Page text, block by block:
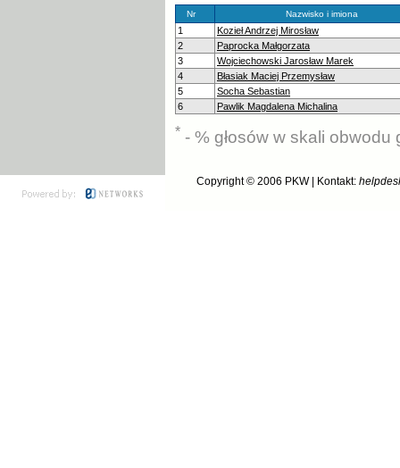
Nr Nazwisko i imiona
1
Kozieł Andrzej Mirosław
2
Paprocka Małgorzata
3
Wojciechowski Jarosław Marek
4
Błasiak Maciej Przemysław
5
Socha Sebastian
6
Pawlik Magdalena Michalina
* - % głosów w skali obwodu
Copyright © 2006 PKW| Kontakt: